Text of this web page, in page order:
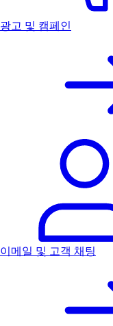
광고 및 캠페인
이메일 및 고객 채팅